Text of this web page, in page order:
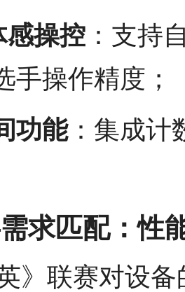
操控 ：支持
手操作精度；
功能：集成计
求匹配：性
》联赛对设